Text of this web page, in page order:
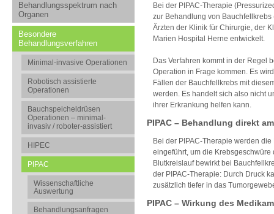
Behandlungsspektrum nach
Organen
Besondere
Behandlungsverfahren
Minimal-invasive Operationen
Robotisch assistierte
Operationen
Bauchspeicheldrüsen
Operationen – minimal-
invasiv / roboter-assistiert
HIPEC
PIPAC
Wissenschaftliche
Auswertung
Behandlungsanfragen
Bei der PIPAC-Therapie
zur Behandlung von
Ärzten der Klinik für Chirurgie, der
Marien Hospital Herne entwickelt.
Das Verfahren kommt in der Regel
Operation in Frage kommen. Es
Fällen der Bauchfellkrebs mit
werden. Es handelt sich also nicht
ihrer Erkrankung helfen kann.
PIPAC – Behandlung direkt
Bei der PIPAC-Therapie werden
eingeführt, um die
Blutkreislauf bewirkt bei
der PIPAC-Therapie: Durch Druck
zusätzlich tiefer in das
PIPAC – Wirkung des